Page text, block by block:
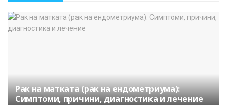
Рак на матката (рак на ендометриума):
Симптоми, причини, диагностика и лечение